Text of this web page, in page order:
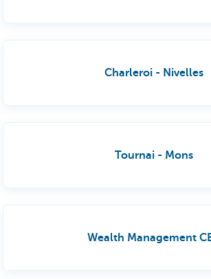
Charleroi - Nivelles
Tournai - Mons
Wealth Management